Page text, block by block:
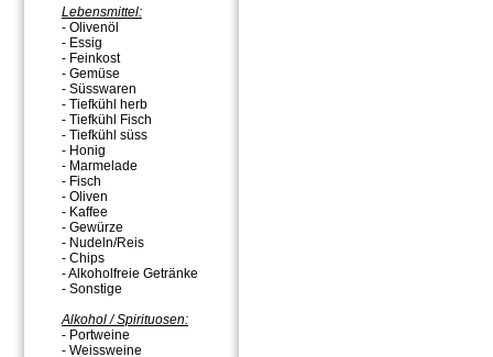
Lebensmittel:
- Olivenöl
- Essig
- Feinkost
- Gemüse
- Süsswaren
- Tiefkühl herb
- Tiefkühl Fisch
- Tiefkühl süss
- Honig
- Marmelade
- Fisch
- Oliven
- Kaffee
- Gewürze
- Nudeln/Reis
- Chips
- Alkoholfreie Getränke
- Sonstige
Alkohol / Spirituosen:
- Portweine
- Weissweine